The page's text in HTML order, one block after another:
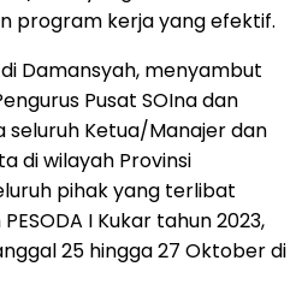
program kerja yang efektif.
Damansyah, menyambut
Pusat SOIna dan
seluruh Ketua/Manajer dan
di wilayah Provinsi
pihak yang terlibat
I Kukar tahun 2023,
25 hingga 27 Oktober di